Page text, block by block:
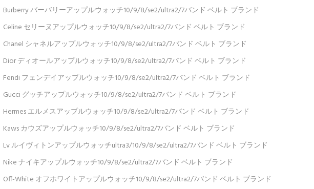
Burberry バーバリーアップルウォッチ10/9/8/se2/ultra2/7バンド ベルト ブランド
Celine セリーヌアップルウォッチ10/9/8/se2/ultra2/7バンド ベルト ブランド
Chanel シャネルアップルウォッチ10/9/8/se2/ultra2/7バンド ベルト ブランド
Dior ディオールアップルウォッチ10/9/8/se2/ultra2/7バンド ベルト ブランド
Fendi フェンデイアップルウォッチ10/9/8/se2/ultra2/7バンド ベルト ブランド
Gucci グッチアップルウォッチ10/9/8/se2/ultra2/7バンド ベルト ブランド
Hermes エルメスアップルウォッチ10/9/8/se2/ultra2/7バンド ベルト ブランド
Kaws カウズアップルウォッチ10/9/8/se2/ultra2/7バンド ベルト ブランド
Lv ルイヴィトンアップルウォッチultra3/10/9/8/se2/ultra2/7バンド ベルト ブランド
Nike ナイキアップルウォッチ10/9/8/se2/ultra2/7バンド ベルト ブランド
Off-White オフホワイトアップルウォッチ10/9/8/se2/ultra2/7バンド ベルト ブランド